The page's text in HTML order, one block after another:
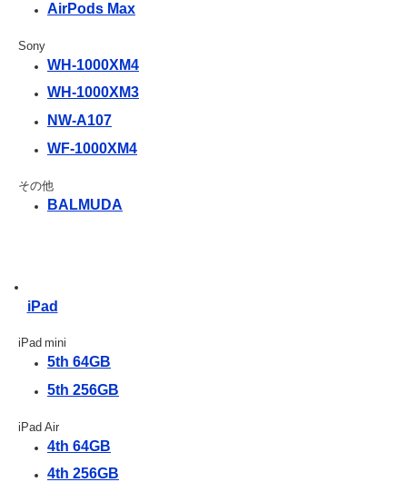
AirPods Max
Sony
WH-1000XM4
WH-1000XM3
NW-A107
WF-1000XM4
その他
BALMUDA
iPad
iPad mini
5th 64GB
5th 256GB
iPad Air
4th 64GB
4th 256GB